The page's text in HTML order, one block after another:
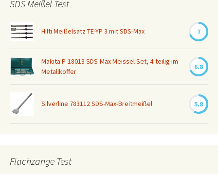
SDS Meißel Test
Hilti Meißelsatz TE-YP 3 mit SDS-Max 7
Makita P-18013 SDS-Max Meissel Set, 4-teilig im
Metallkoffer
6.8
Silverline 783112 SDS-Max-Breitmeißel 5.8
Flachzange Test